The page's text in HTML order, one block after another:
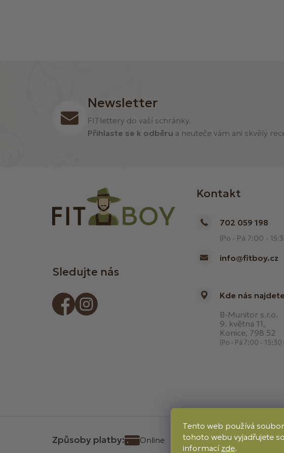
Tento web používá
tohoto webu vyjadřujete
informací zde.
Newsletter
FITlettery do vaší schránky.
Přihlaste se k odběru a neuteče vám ani skvělý
Sledujte nás
Kontakt
702 059 198
(Po - Pá 7:00 -
info@fitboy.cz
Kde nás
B-Munitor s.r.o.
9. května 11,
Konice, 798 52
(Po - Pá 7:00 - 15:30
Způsoby platby: Online Převod Dobírka